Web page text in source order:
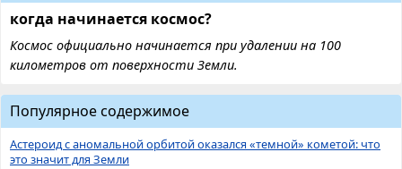
когда начинается космос?
Космос официально начинается при удалении на 100
километров от поверхности Земли.
Популярное содержимое
Астероид с аномальной орбитой оказался «темной» кометой: что
это значит для Земли